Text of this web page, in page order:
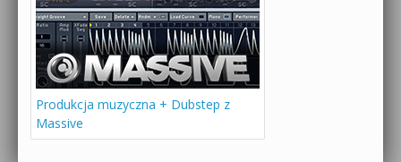
Produkcja muzyczna + Dubstep z
Massive